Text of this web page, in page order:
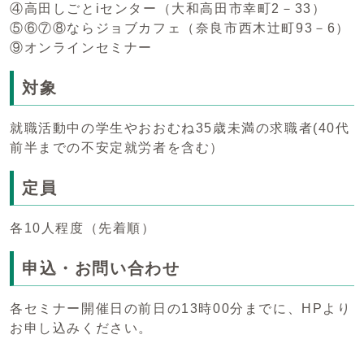
④高田しごとiセンター（大和高田市幸町2－33）
⑤⑥⑦⑧ならジョブカフェ（奈良市西木辻町93－6）
⑨オンラインセミナー
対象
就職活動中の学生やおおむね35歳未満の求職者(40代
前半までの不安定就労者を含む）
定員
各10人程度（先着順）
申込・お問い合わせ
各セミナー開催日の前日の13時00分までに、HPより
お申し込みください。